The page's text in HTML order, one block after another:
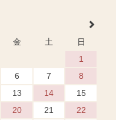
金 土
日
1
6 7
8
13 14
15
20 21
22